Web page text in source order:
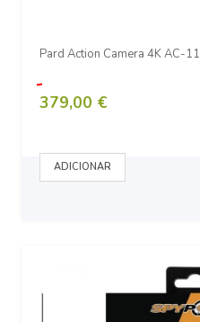
Pard Action Camera 4K AC-11
379,00 €